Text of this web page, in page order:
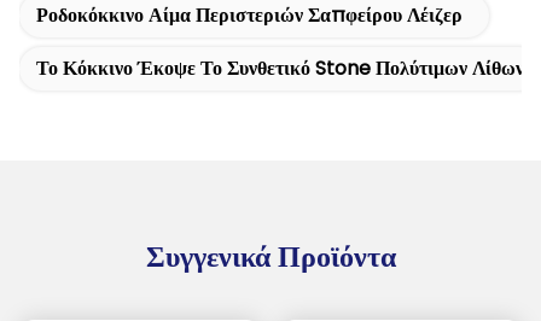
Ροδοκόκκινο Αίμα Περιστεριών Σαπφείρου Λέιζερ
Το Κόκκινο Έκοψε Το Συνθετικό Stone Πολύτιμων Λίθων
Συγγενικά Προϊόντα